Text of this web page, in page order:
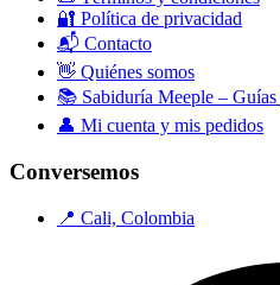
🔐 Política de privacidad
📬 Contacto
👋 Quiénes somos
📚 Sabiduría Meeple –
👤 Mi cuenta y mis pedidos
Conversemos
📍 Cali, Colombia